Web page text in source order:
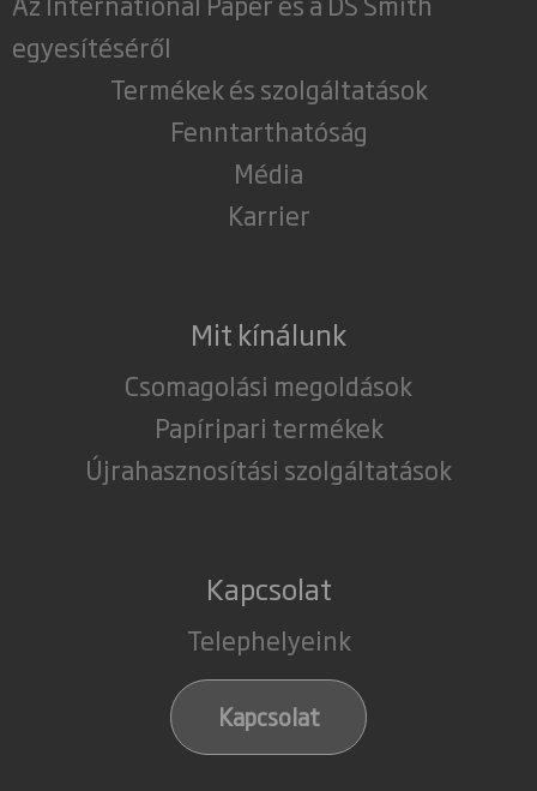
egyesítéséről
Termékek és szolgáltatások
Fenntarthatóság
Média
Karrier
Mit kínálunk
Csomagolási megoldások
Papíripari termékek
Újrahasznosítási szolgáltatások
Kapcsolat
Telephelyeink
Kapcsolat